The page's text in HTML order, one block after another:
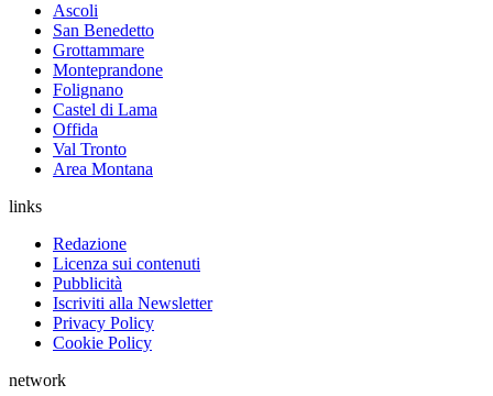
Ascoli
San Benedetto
Grottammare
Monteprandone
Folignano
Castel di Lama
Offida
Val Tronto
Area Montana
links
Redazione
Licenza sui contenuti
Pubblicità
Iscriviti alla Newsletter
Privacy Policy
Cookie Policy
network